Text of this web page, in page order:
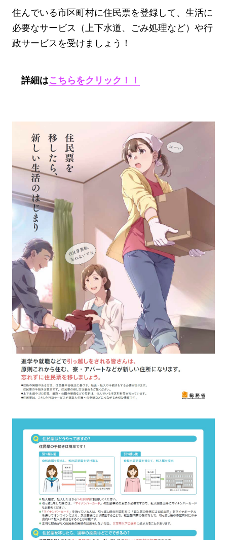
住んでいる市区町村に住民票を登録して、生活に
必要なサービス（上下水道、ごみ処理など）や行
政サービスを受けましょう！
詳細はこちらをクリック！！